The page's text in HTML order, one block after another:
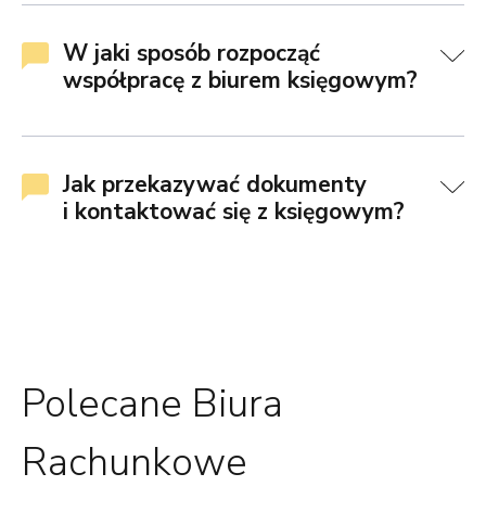
W jaki sposób rozpocząć
współpracę z biurem księgowym?
Jak przekazywać dokumenty
i kontaktować się z księgowym?
Polecane Biura
Rachunkowe